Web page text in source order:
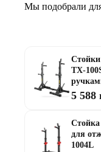
Мы подобрали
TX-
5 588
для
1004L